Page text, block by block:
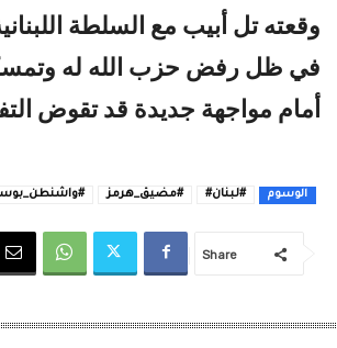
وقعته تل أبيب مع السلطة
في ظل رفض حزب الله له وتمسكه
أمام مواجهة جديدة قد تقوض
الوسوم #لبنان# #مضيق_هرمز
Share